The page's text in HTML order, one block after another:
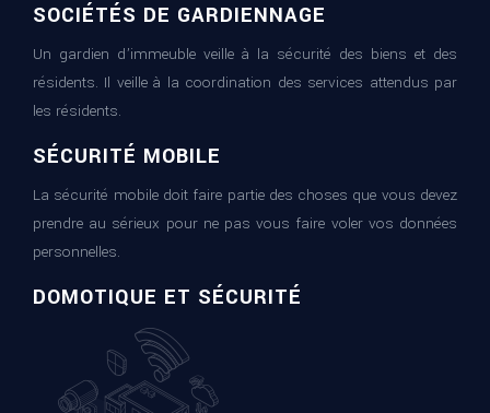
SOCIÉTÉS DE GARDIENNAGE
Un gardien d’immeuble veille à la sécurité des biens et des
résidents. Il veille à la coordination des services attendus par
les résidents.
SÉCURITÉ MOBILE
La sécurité mobile doit faire partie des choses que vous devez
prendre au sérieux pour ne pas vous faire voler vos données
personnelles.
DOMOTIQUE ET SÉCURITÉ